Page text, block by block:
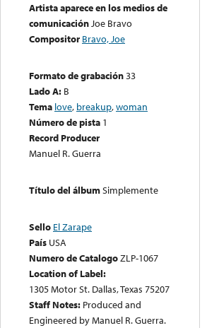
Artista aparece en los medios de
comunicaciónJoe Bravo
Compositor Bravo, Joe
Formato de grabación33
Lado A: B
Tema love, breakup,woman
Número de pista 1
Record Producer
Manuel R. Guerra
Título del álbumSimplemente
Sello El Zarape
País USA
Numero de CatalogoZLP-1067
Location of Label:
1305 Motor St. Dallas, Texas 75207
Staff Notes: Produced and
Engineered by Manuel R. Guerra.